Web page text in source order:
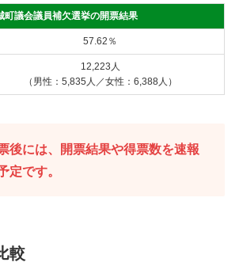
町議会議員補欠選挙の開票結果
57.62％
12,223人
（男性：5,835人／女性：6,388人）
後には、開票結果や得票数を速報
定です。
較